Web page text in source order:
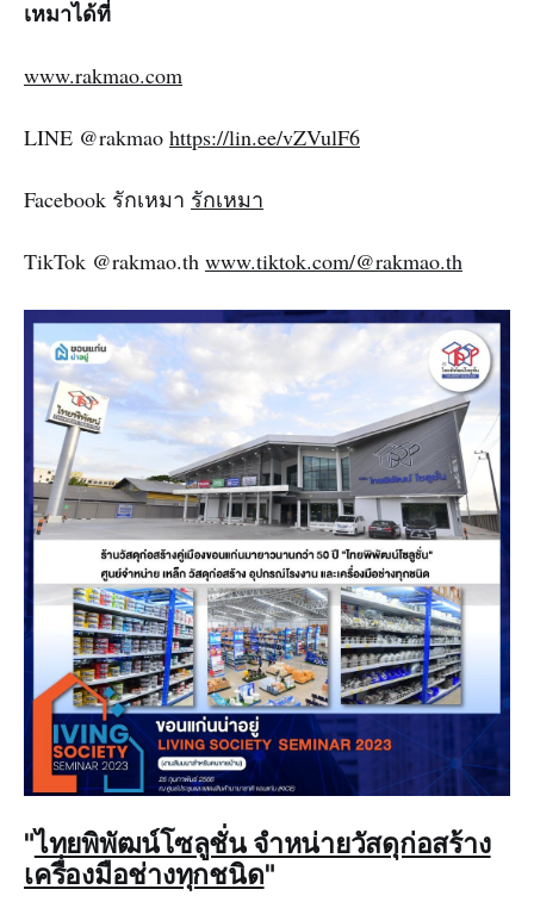
เหมาได้ที่
www.rakmao.com
LINE @rakmao https://lin.ee/vZVulF6
Facebook รักเหมา รักเหมา
TikTok @rakmao.th www.tiktok.com/@rakmao.th
"ไทยพิพัฒน์โซลูชั่น จำหน่ายวัสดุก่อสร้าง
เครื่องมือช่างทุกชนิด"